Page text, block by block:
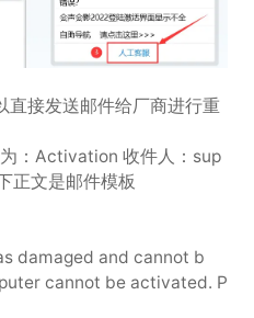
直接发送邮件给厂商进行重
：Activation 收件人：sup
正文是邮件模板
damaged and cannot b
cannot be activated. P